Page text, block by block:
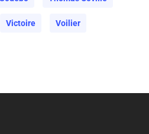
Victoire Voilier